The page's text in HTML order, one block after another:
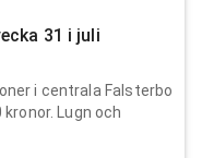
31 i juli
i centrala Falsterbo
Lugn och